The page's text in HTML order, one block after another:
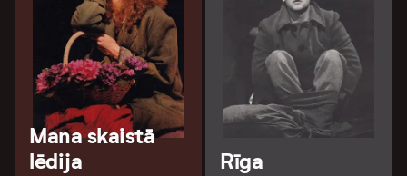
Mana skaistā
lēdija
Rīga